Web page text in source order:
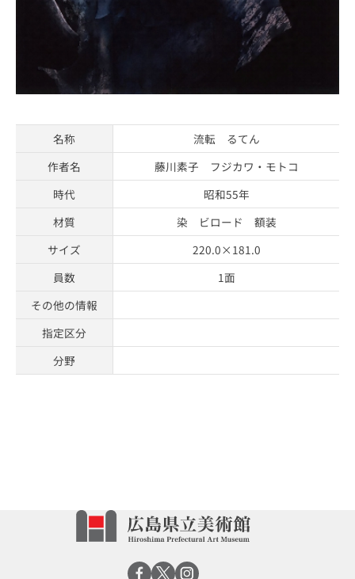
名称
流転 るてん
作者名
藤川素子 フジカワ・モトコ
時代
昭和55年
材質
染 ビロード 額装
サイズ
220.0×181.0
員数
1面
その他の情報
指定区分
分野